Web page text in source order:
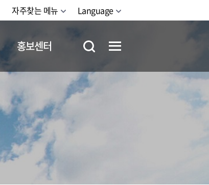
자주찾는 메뉴 Language
홍보센터